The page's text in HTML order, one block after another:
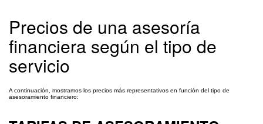
Precios de una asesoría
financiera según el tipo de
servicio
A continuación, mostramos los precios más representativos en función del tipo de
asesoramiento financiero: